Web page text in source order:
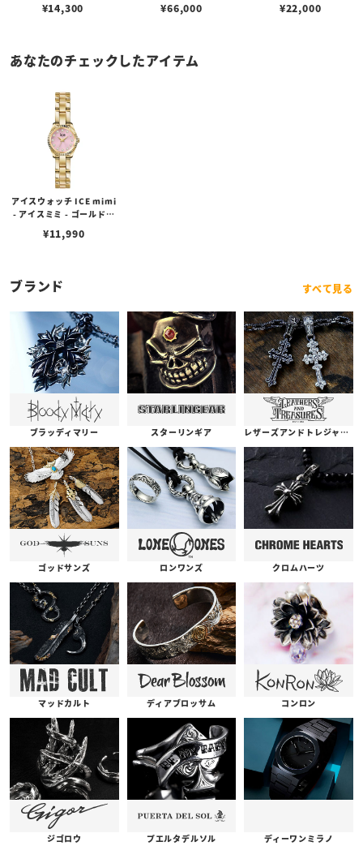
¥14,300 ¥66,000 ¥22,000
あなたのチェックしたアイテム
アイスウォッチ ICE mimi
- アイスミミ - ゴールドピ
¥11,990
ブランド すべて見る
ブラッディマリー スターリンギア レザーズアンドトレジャーズ
ゴッドサンズ ロンワンズ クロムハーツ
マッドカルト ディアブロッサム コンロン
ジゴロウ プエルタデルソル ディーワンミラノ